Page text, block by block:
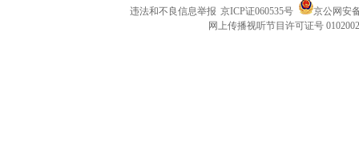
违法和不良信息举报 京ICP证060535号
京公网安
网上传播视听节目许可证号